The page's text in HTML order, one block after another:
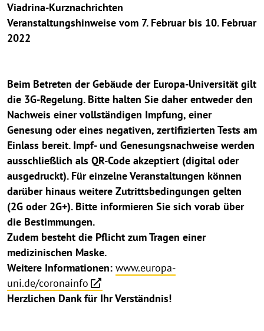
Viadrina-Kurznachrichten
Veranstaltungshinweise vom 7. Februar bis 10. Februar
2022
Beim Betreten der Gebäude der Europa-Universität gilt
die 3G-Regelung. Bitte halten Sie daher entweder den
Nachweis einer vollständigen Impfung, einer
Genesung oder eines negativen, zertifizierten Tests am
Einlass bereit. Impf- und Genesungsnachweise werden
ausschließlich als QR-Code akzeptiert (digital oder
ausgedruckt). Für einzelne Veranstaltungen können
darüber hinaus weitere Zutrittsbedingungen gelten
(2G oder 2G+). Bitte informieren Sie sich vorab über
die Bestimmungen.
Zudem besteht die Pflicht zum Tragen einer
medizinischen Maske.
Weitere Informationen: www.europa-
uni.de/coronainfo
Herzlichen Dank für Ihr Verständnis!